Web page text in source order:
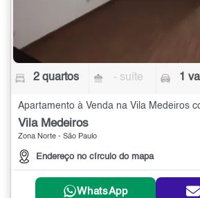
2 quartos - suíte 1
Apartamento à Venda na Vila Medeiros
Vila Medeiros
Zona Norte - São Paulo
Endereço no círculo do mapa
WhatsApp